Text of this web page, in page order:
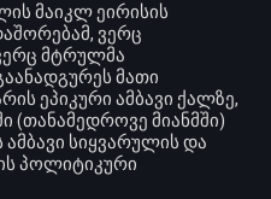
მაიკლ ეირისის
ვერც
მტრულმა
მათი
ეპიკური ამბავი ქალზე,
მიანმში)
სიყვარულის და
პოლიტიკური